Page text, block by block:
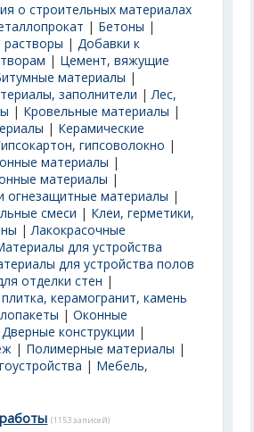
о строительных материалах
| Бетоны |
|Добавки к
| Цемент, вяжущие
материалы |
заполнители |Лес,
| Кровельные материалы |
| Керамические
гипсоволокно |
материалы |
материалы |
огнезащитные материалы |
смеси | Клеи, герметики,
|Лакокрасочные
для устройства
для устройства полов
отделки стен |
керамогранит, камень
|Оконные
Дверные конструкции |
| Полимерные материалы |
| Мебель,
(1153 записей)